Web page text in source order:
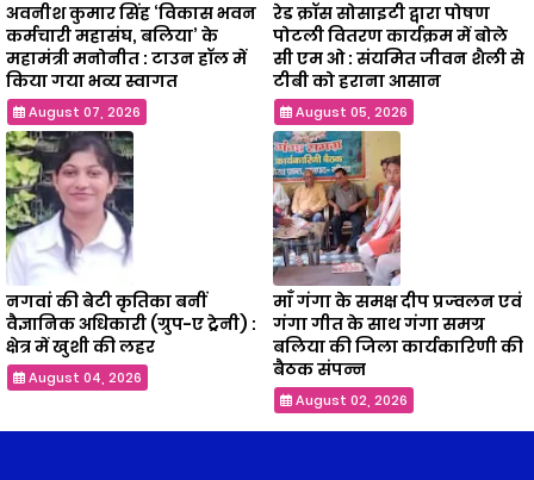
अवनीश कुमार सिंह ‘विकास भवन
कर्मचारी महासंघ, बलिया’ के
महामंत्री मनोनीत : टाउन हॉल में
किया गया भव्य स्वागत
August 07, 2026
रेड क्रॉस सोसाइटी द्वारा पोषण
पोटली वितरण कार्यक्रम में बोले
सी एम ओ : संयमित जीवन शैली से
टीबी को हराना आसान
August 05, 2026
नगवां की बेटी कृतिका बनीं
वैज्ञानिक अधिकारी (ग्रुप-ए ट्रेनी) :
क्षेत्र में खुशी की लहर
August 04, 2026
माँ गंगा के समक्ष दीप प्रज्वलन एवं
गंगा गीत के साथ गंगा समग्र
बलिया की जिला कार्यकारिणी की
बैठक संपन्न
August 02, 2026